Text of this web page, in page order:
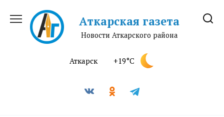
содержанию
Аткарская газета
Новости Аткарского района
Аткарск +19°C